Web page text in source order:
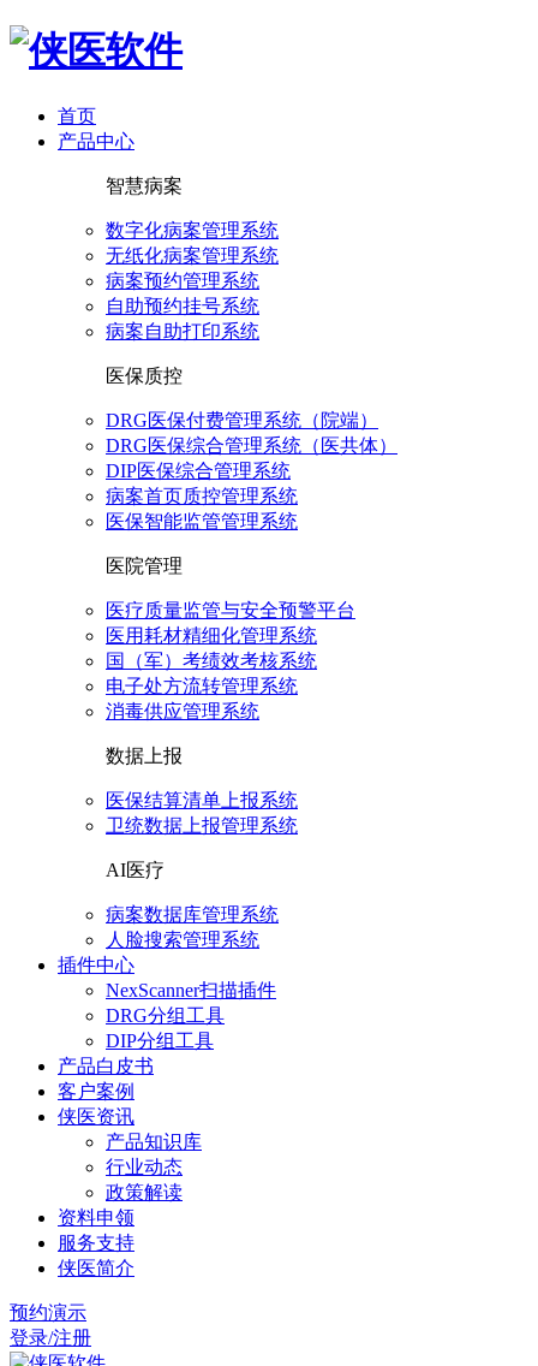
首页
产品中心
智慧病案
数字化病案管理系统
无纸化病案管理系统
病案预约管理系统
自助预约挂号系统
病案自助打印系统
医保质控
DRG医保付费管理系统（院端）
DRG医保综合管理系统（医共体）
DIP医保综合管理系统
病案首页质控管理系统
医保智能监管管理系统
医院管理
医疗质量监管与安全预警平台
医用耗材精细化管理系统
国（军）考绩效考核系统
电子处方流转管理系统
消毒供应管理系统
数据上报
医保结算清单上报系统
卫统数据上报管理系统
AI医疗
病案数据库管理系统
人脸搜索管理系统
插件中心
NexScanner扫描插件
DRG分组工具
DIP分组工具
产品白皮书
客户案例
侠医资讯
产品知识库
行业动态
政策解读
资料申领
服务支持
侠医简介
预约演示
登录/注册